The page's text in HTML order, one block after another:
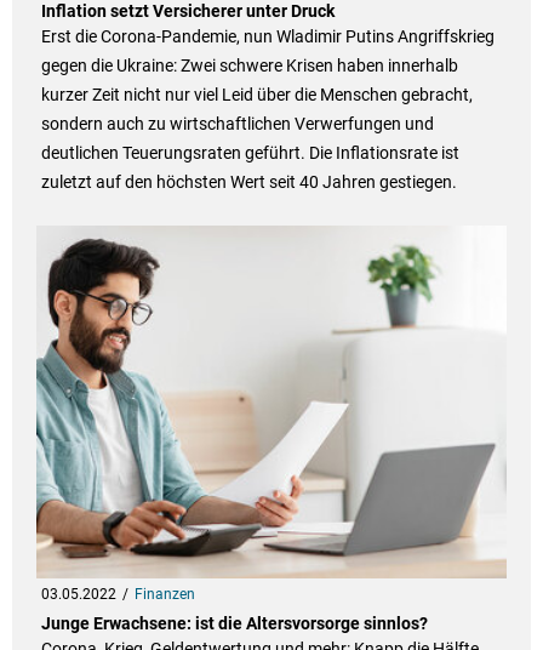
Inflation setzt Versicherer unter Druck
Erst die Corona-Pandemie, nun Wladimir Putins Angriffskrieg
gegen die Ukraine: Zwei schwere Krisen haben innerhalb
kurzer Zeit nicht nur viel Leid über die Menschen gebracht,
sondern auch zu wirtschaftlichen Verwerfungen und
deutlichen Teuerungsraten geführt. Die Inflationsrate ist
zuletzt auf den höchsten Wert seit 40 Jahren gestiegen.
03.05.2022 Finanzen
Junge Erwachsene: ist die Altersvorsorge sinnlos?